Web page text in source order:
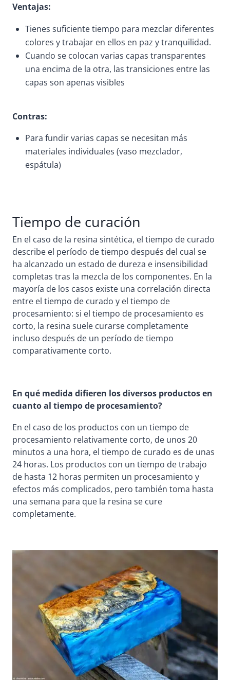
Ventajas:
Tienes suficiente tiempo para mezclar diferentes
colores y trabajar en ellos en paz y tranquilidad.
Cuando se colocan varias capas transparentes
una encima de la otra, las transiciones entre las
capas son apenas visibles
Contras:
Para fundir varias capas se necesitan más
materiales individuales (vaso mezclador,
espátula)
Tiempo de curación
En el caso de la resina sintética, el tiempo de curado
describe el período de tiempo después del cual se
ha alcanzado un estado de dureza e insensibilidad
completas tras la mezcla de los componentes. En la
mayoría de los casos existe una correlación directa
entre el tiempo de curado y el tiempo de
procesamiento: si el tiempo de procesamiento es
corto, la resina suele curarse completamente
incluso después de un período de tiempo
comparativamente corto.
En qué medida difieren los diversos productos en
cuanto al tiempo de procesamiento?
En el caso de los productos con un tiempo de
procesamiento relativamente corto, de unos 20
minutos a una hora, el tiempo de curado es de unas
24 horas. Los productos con un tiempo de trabajo
de hasta 12 horas permiten un procesamiento y
efectos más complicados, pero también toma hasta
una semana para que la resina se cure
completamente.